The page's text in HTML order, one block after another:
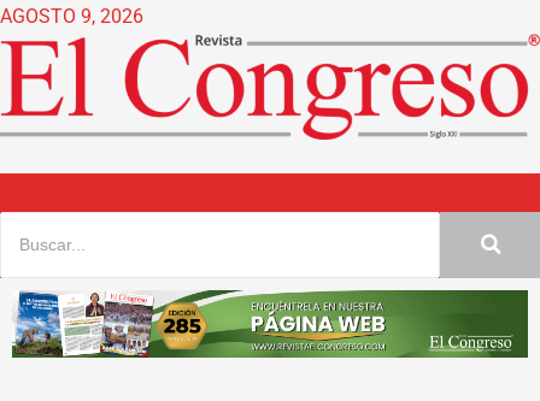
Ir
al
contenido
AGOSTO 9, 2026